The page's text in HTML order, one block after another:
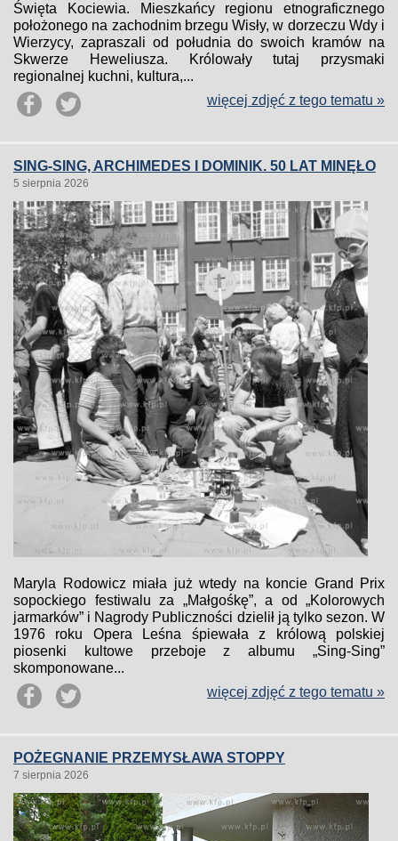
Święta Kociewia. Mieszkańcy regionu etnograficznego
położonego na zachodnim brzegu Wisły, w dorzeczu Wdy i
Wierzycy, zapraszali od południa do swoich kramów na
Skwerze Heweliusza. Królowały tutaj przysmaki
regionalnej kuchni, kultura,...
więcej zdjęć z tego tematu »
SING-SING, ARCHIMEDES I DOMINIK. 50 LAT MINĘŁO
5 sierpnia 2026
Maryla Rodowicz miała już wtedy na koncie Grand Prix
sopockiego festiwalu za „Małgośkę”, a od „Kolorowych
jarmarków” i Nagrody Publiczności dzielił ją tylko sezon. W
1976 roku Opera Leśna śpiewała z królową polskiej
piosenki kultowe przeboje z albumu „Sing-Sing”
skomponowane...
więcej zdjęć z tego tematu »
POŻEGNANIE PRZEMYSŁAWA STOPPY
7 sierpnia 2026